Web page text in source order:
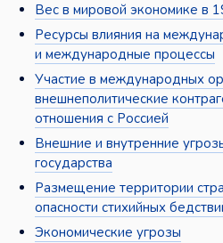
Вес в мировой экономике в
Ресурсы влияния на
и международные процессы
Участие в международных
внешнеполитические
отношения с Россией
Внешние и внутренние
государства
Размещение территории
опасности стихийных
Экономические угрозы